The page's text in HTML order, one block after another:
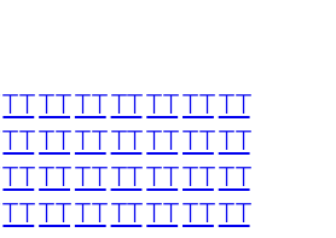
TTTTTTTTTTTTTT
TTTTTTTTTTTTTT
TTTTTTTTTTTTTT
TTTTTTTTTTTTTT